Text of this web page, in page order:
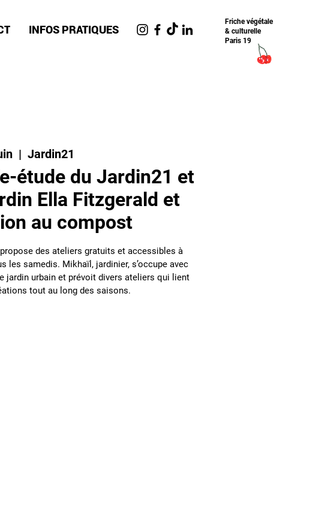
INFOS PRATIQUES
Friche​ végétale
& culturelle
Paris 19
  |
Jardin21
étude du Jardin21 et
Ella Fitzgerald et
au compost
des ateliers gratuits et accessibles à
les samedis. Mikhaïl, jardinier, s’occupe avec
jardin urbain et prévoit divers ateliers qui lient
tout au long des saisons.